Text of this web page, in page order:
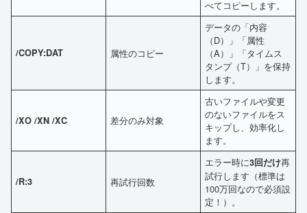
べてコピーします。
/COPY:DAT 属性のコピー
データの「内容
（D）」「属性
（A）」「タイムス
タンプ（T）」を保持
します。
/XO /XN /XC 差分のみ対象
古いファイルや変更
のないファイルをス
キップし、効率化し
ます。
/R:3 再試行回数
エラー時に3回だけ再
試行します（標準は
100万回なので必須設
定！）。